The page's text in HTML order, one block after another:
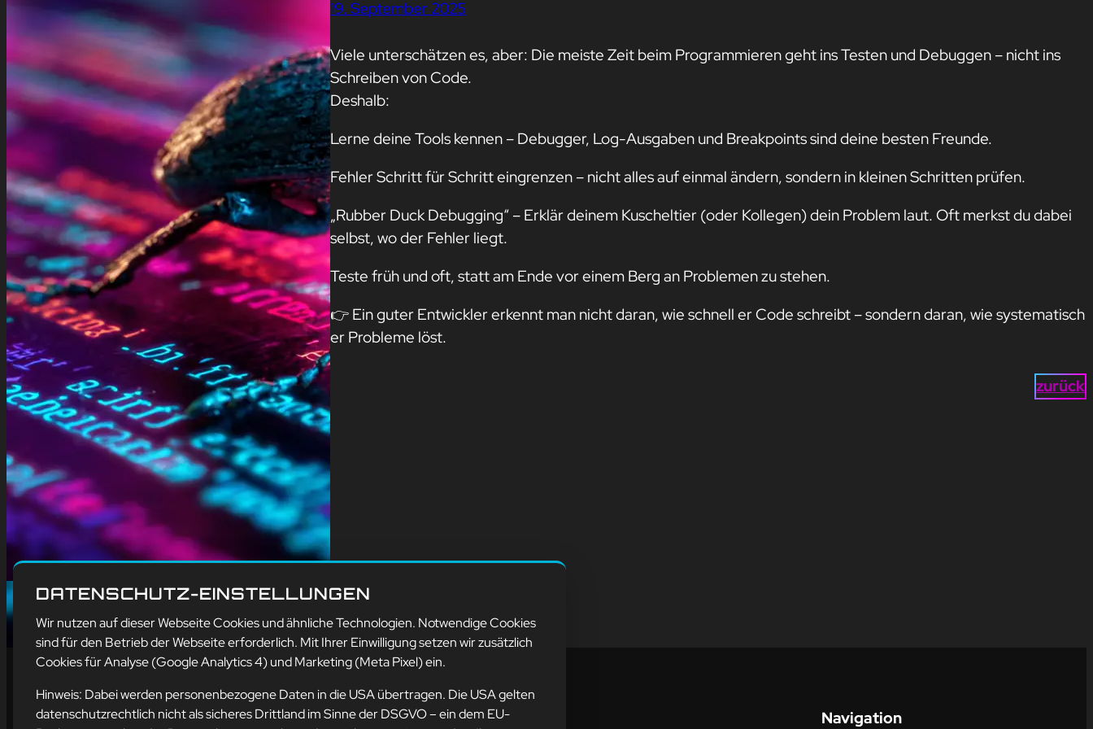
19. September 2025
Viele unterschätzen es, aber: Die meiste Zeit beim Programmieren geht ins Testen und Debuggen – nicht ins
Schreiben von Code.
Deshalb:
Lerne deine Tools kennen – Debugger, Log-Ausgaben und Breakpoints sind deine besten Freunde.
Fehler Schritt für Schritt eingrenzen – nicht alles auf einmal ändern, sondern in kleinen Schritten prüfen.
„Rubber Duck Debugging“ – Erklär deinem Kuscheltier (oder Kollegen) dein Problem laut. Oft merkst du dabei
selbst, wo der Fehler liegt.
Teste früh und oft, statt am Ende vor einem Berg an Problemen zu stehen.
👉 Ein guter Entwickler erkennt man nicht daran, wie schnell er Code schreibt – sondern daran, wie systematisch
er Probleme löst.
zurück
Adresse Navigation
DATENSCHUTZ-EINSTELLUNGEN
Wir nutzen auf dieser Webseite Cookies und ähnliche Technologien. Notwendige Cookies
sind für den Betrieb der Webseite erforderlich. Mit Ihrer Einwilligung setzen wir zusätzlich
Cookies für Analyse (Google Analytics 4) und Marketing (Meta Pixel) ein.
Hinweis: Dabei werden personenbezogene Daten in die USA übertragen. Die USA gelten
datenschutzrechtlich nicht als sicheres Drittland im Sinne der DSGVO – ein dem EU-